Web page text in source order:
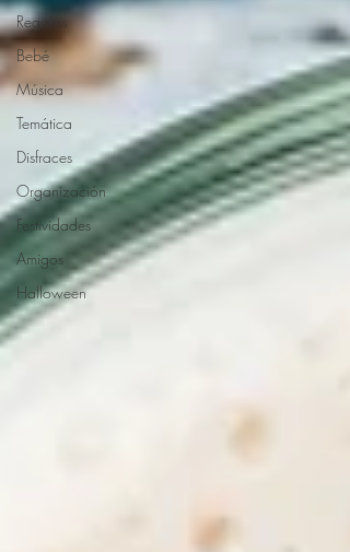
Regalos
Bebé
Música
Temática
Disfraces
Organización
Festividades
Amigos
Halloween